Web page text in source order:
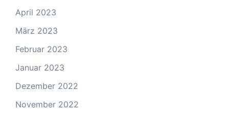
April 2023
März 2023
Februar 2023
Januar 2023
Dezember 2022
November 2022